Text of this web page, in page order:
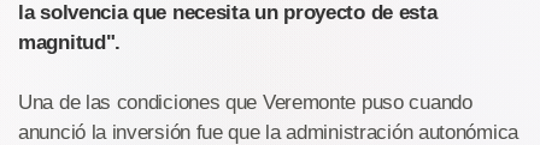
la solvencia que necesita un proyecto de esta
magnitud".
Una de las condiciones que Veremonte puso cuando
anunció la inversión fue que la administración autonómica